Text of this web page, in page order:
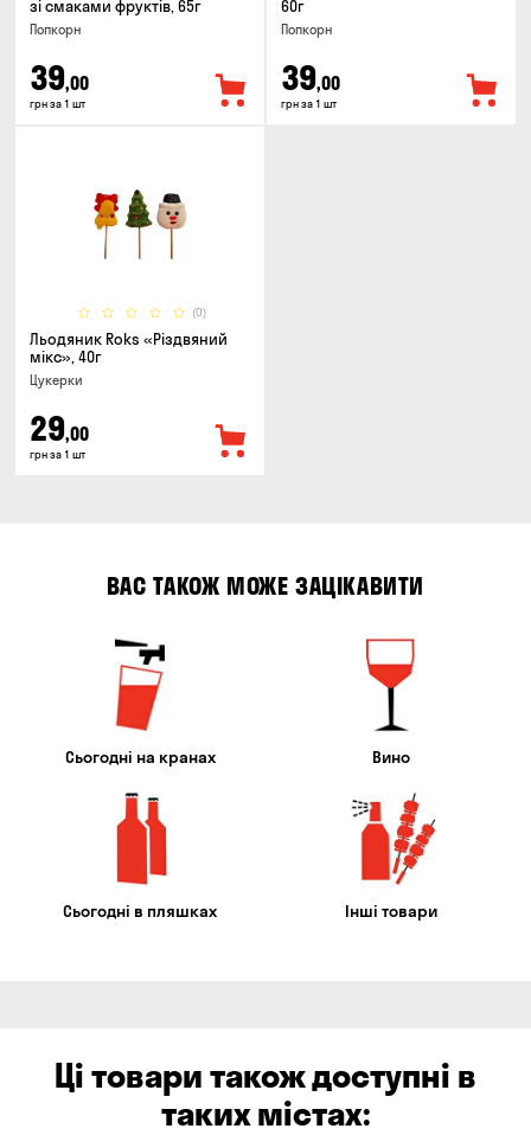
зі смаками фруктів, 65г
Попкорн
39,00
грн за 1 шт
60г
Попкорн
39,00
грн за 1 шт
(0)
Льодяник Roks «Різдвяний
мікс», 40г
Цукерки
29,00
грн за 1 шт
ВАС ТАКОЖ МОЖЕ ЗАЦІКАВИТИ
Сьогодні на кранах Вино
Сьогодні в пляшках Інші товари
Ці товари також доступні в
таких містах: